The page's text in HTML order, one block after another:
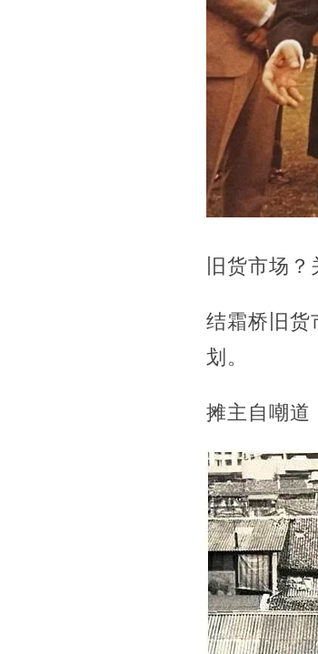
旧货市场？
结霜桥旧货
划。
摊主自嘲道